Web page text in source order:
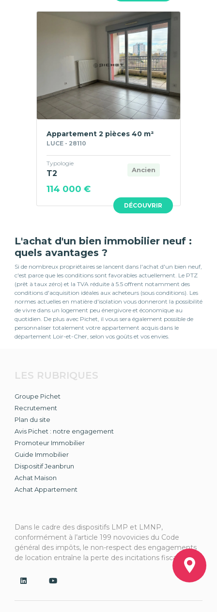
DÉCOUVRIR
Appartement 2 pièces 40 m²
LUCE - 28110
Ancien
Typologie
T2
114 000 €
L'achat d'un bien immobilier neuf :
quels avantages ?
Si de nombreux propriétaires se lancent dans l'achat d'un bien neuf,
c'est parce que les conditions sont favorables actuellement. Le PTZ
(prêt à taux zéro) et la TVA réduite à 5.5 offrent notamment des
conditions d'acquisition idéales aux acheteurs (sous conditions). Les
normes actuelles en matière d'isolation vous donneront la possibilité
de vivre dans un logement peu énergivore et économique au
quotidien. De plus avec Pichet, il vous sera également possible de
personnaliser totalement votre appartement acquis dans le
département Loir-et-Cher, selon vos goûts et vos envies.
LES RUBRIQUES
Groupe Pichet
Recrutement
Plan du site
Avis Pichet : notre engagement
Promoteur Immobilier
Guide Immobilier
Dispositif Jeanbrun
Achat Maison
Achat Appartement
Dans le cadre des dispositifs LMP et LMNP,
conformément à l’article 199 novovicies du Code
général des impôts, le non-respect des engagements
de location entraîne la perte des incitations fiscales.